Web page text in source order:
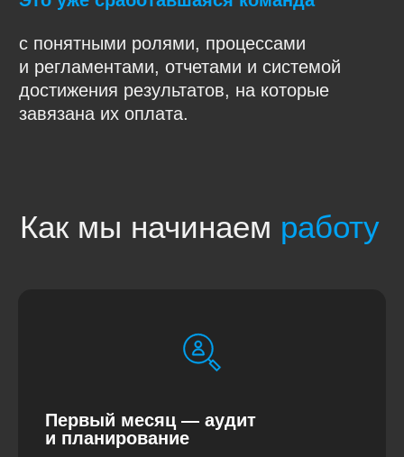
Первый месяц — аудит
и планирование